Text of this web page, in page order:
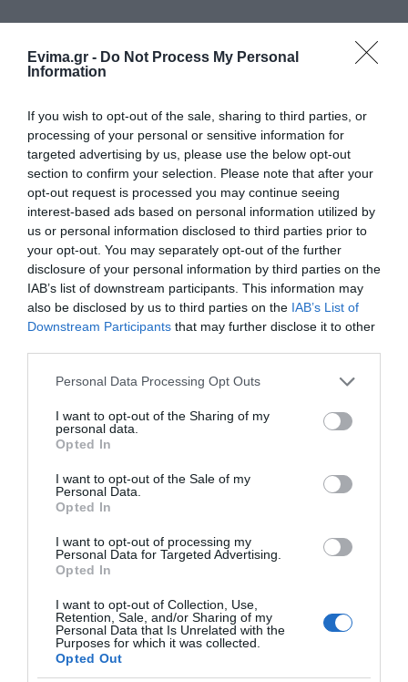
Evima.gr - Do Not Process My Personal
Information
If you wish to opt-out of the sale, sharing to third parties, or
processing of your personal or sensitive information for
targeted advertising by us, please use the below opt-out
section to confirm your selection. Please note that after your
opt-out request is processed you may continue seeing
interest-based ads based on personal information utilized by
us or personal information disclosed to third parties prior to
your opt-out. You may separately opt-out of the further
disclosure of your personal information by third parties on the
IAB’s list of downstream participants. This information may
also be disclosed by us to third parties on the IAB’s List of
Downstream Participants that may further disclose it to other
Please note that this website/app uses one or more Google
not limited to your visit or usage behaviour. You may click to
grant or deny consent to Google and its third-party tags to
use your data for below specified purposes in below Google
consent section.
Personal Data Processing Opt Outs
I want to opt-out of the Sharing of my
personal data.
Opted In
I want to opt-out of the Sale of my
Personal Data.
Opted In
I want to opt-out of processing my
Personal Data for Targeted Advertising.
Opted In
I want to opt-out of Collection, Use,
Retention, Sale, and/or Sharing of my
Personal Data that Is Unrelated with the
Purposes for which it was collected.
Opted Out
Δεσπόζει και εντυπωσιάζει το αμερικανικό
αεροπλανοφόρο «USS Gerald Ford» που
βρίσκεται στη Σούδα
Μεγάλο πανηγύρι απόψε με την Χαρά
Βέρρα στην Εύβοια – Η περιοχή
Νεκρός 75χρονος που είχε φύγει για το
χωράφι του